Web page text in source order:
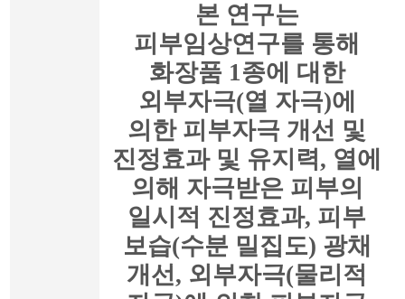
본 연구는
피부임상연구를 통해
화장품 1종에 대한
외부자극(열 자극)에
의한 피부자극 개선 및
진정효과 및 유지력, 열에
의해 자극받은 피부의
일시적 진정효과, 피부
보습(수분 밀집도) 광채
개선, 외부자극(물리적